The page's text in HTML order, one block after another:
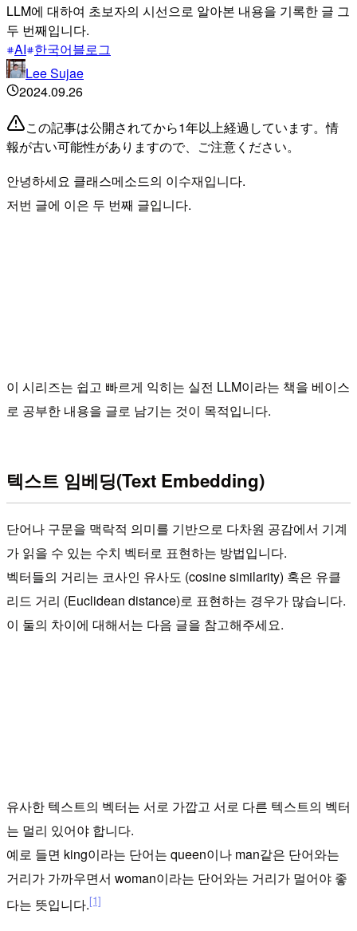
LLM에 대하여 초보자의 시선으로 알아본 내용을 기록한 글 그
두 번째입니다.
AI 한국어블로그
Lee Sujae
2024.09.26
この記事は公開されてから1年以上経過しています。情
報が古い可能性がありますので、ご注意ください。
안녕하세요 클래스메소드의 이수재입니다.
저번 글에 이은 두 번째 글입니다.
이 시리즈는 쉽고 빠르게 익히는 실전 LLM이라는 책을 베이스
로 공부한 내용을 글로 남기는 것이 목적입니다.
텍스트 임베딩(Text Embedding)
단어나 구문을 맥락적 의미를 기반으로 다차원 공감에서 기계
가 읽을 수 있는 수치 벡터로 표현하는 방법입니다.
벡터들의 거리는 코사인 유사도 (cosine similarity) 혹은 유클
리드 거리 (Euclidean distance)로 표현하는 경우가 많습니다.
이 둘의 차이에 대해서는 다음 글을 참고해주세요.
유사한 텍스트의 벡터는 서로 가깝고 서로 다른 텍스트의 벡터
는 멀리 있어야 합니다.
예로 들면 king이라는 단어는 queen이나 man같은 단어와는
거리가 가까우면서 woman이라는 단어와는 거리가 멀어야 좋
다는 뜻입니다.[1]